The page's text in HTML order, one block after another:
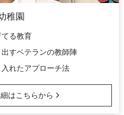
稚園
る教育
すベテランの教師陣
れたアプローチ法
はこちらから